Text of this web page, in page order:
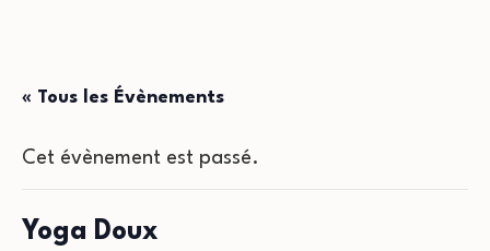
« Tous les Évènements
Cet évènement est passé.
Yoga Doux